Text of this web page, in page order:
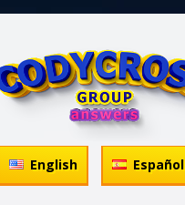
English Español